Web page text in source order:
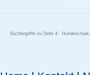
Suchbegriffe zu Seite 4: